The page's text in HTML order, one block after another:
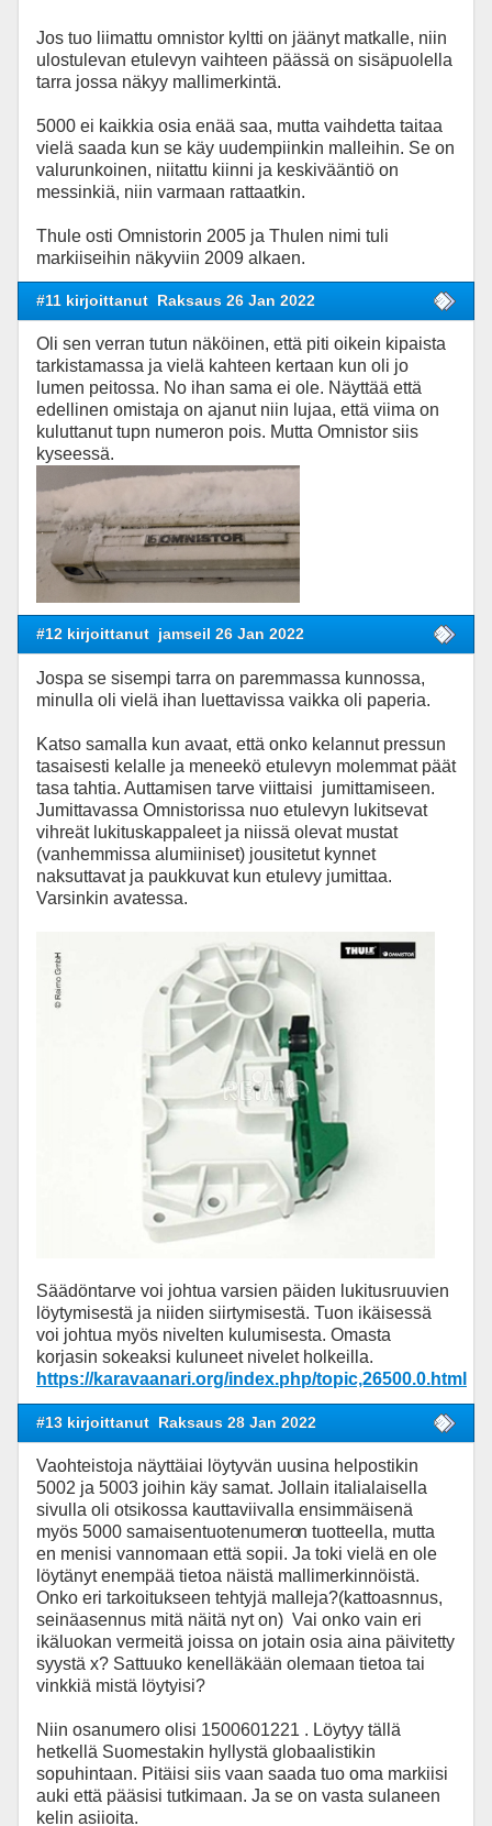
Jos tuo liimattu omnistor kyltti on jäänyt matkalle, niin
ulostulevan etulevyn vaihteen päässä on sisäpuolella
tarra jossa näkyy mallimerkintä.
5000 ei kaikkia osia enää saa, mutta vaihdetta taitaa
vielä saada kun se käy uudempiinkin malleihin. Se on
valurunkoinen, niitattu kiinni ja keskivääntiö on
messinkiä, niin varmaan rattaatkin.
Thule osti Omnistorin 2005 ja Thulen nimi tuli
markiiseihin näkyviin 2009 alkaen.
#11 kirjoittanut Raksaus 26 Jan 2022
Oli sen verran tutun näköinen, että piti oikein kipaista
tarkistamassa ja vielä kahteen kertaan kun oli jo
lumen peitossa. No ihan sama ei ole. Näyttää että
edellinen omistaja on ajanut niin lujaa, että viima on
kuluttanut tupn numeron pois. Mutta Omnistor siis
kyseessä.
#12 kirjoittanut jamseil 26 Jan 2022
Jospa se sisempi tarra on paremmassa kunnossa,
minulla oli vielä ihan luettavissa vaikka oli paperia.
Katso samalla kun avaat, että onko kelannut pressun
tasaisesti kelalle ja meneekö etulevyn molemmat päät
tasa tahtia. Auttamisen tarve viittaisi jumittamiseen.
Jumittavassa Omnistorissa nuo etulevyn lukitsevat
vihreät lukituskappaleet ja niissä olevat mustat
(vanhemmissa alumiiniset) jousitetut kynnet
naksuttavat ja paukkuvat kun etulevy jumittaa.
Varsinkin avatessa.
Säädöntarve voi johtua varsien päiden lukitusruuvien
löytymisestä ja niiden siirtymisestä. Tuon ikäisessä
voi johtua myös nivelten kulumisesta. Omasta
korjasin sokeaksi kuluneet nivelet holkeilla.
https://karavaanari.org/index.php/topic,26500.0.html
#13 kirjoittanut Raksaus 28 Jan 2022
Vaohteistoja näyttäiai löytyvän uusina helpostikin
5002 ja 5003 joihin käy samat. Jollain italialaisella
sivulla oli otsikossa kauttaviivalla ensimmäisenä
myös 5000 samaisentuotenumeron tuotteella, mutta
en menisi vannomaan että sopii. Ja toki vielä en ole
löytänyt enempää tietoa näistä mallimerkinnöistä.
Onko eri tarkoitukseen tehtyjä malleja?(kattoasnnus,
seinäasennus mitä näitä nyt on) Vai onko vain eri
ikäluokan vermeitä joissa on jotain osia aina päivitetty
syystä x? Sattuuko kenelläkään olemaan tietoa tai
vinkkiä mistä löytyisi?
Niin osanumero olisi 1500601221 . Löytyy tällä
hetkellä Suomestakin hyllystä globaalistikin
sopuhintaan. Pitäisi siis vaan saada tuo oma markiisi
auki että pääsisi tutkimaan. Ja se on vasta sulaneen
kelin asiioita.